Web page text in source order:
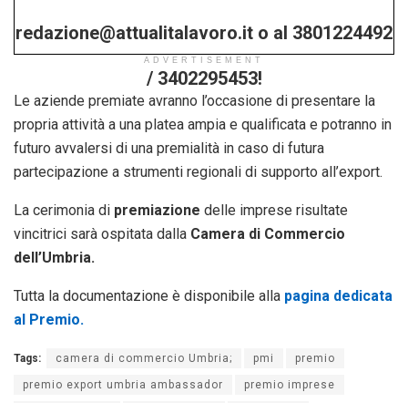
redazione@attualitalavoro.it o al 3801224492
/ 3402295453!
ADVERTISEMENT
Le aziende premiate avranno l’occasione di presentare la
propria attività a una platea ampia e qualificata e potranno in
futuro avvalersi di una premialità in caso di futura
partecipazione a strumenti regionali di supporto all’export.
La cerimonia di premiazione delle imprese risultate
vincitrici sarà ospitata dalla Camera di Commercio
dell’Umbria.
Tutta la documentazione è disponibile alla pagina dedicata
al Premio.
Tags: camera di commercio Umbria; pmi premio
premio export umbria ambassador premio imprese